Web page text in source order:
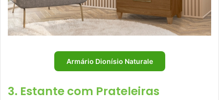
Armário Dionísio Naturale
3. Estante com Prateleiras